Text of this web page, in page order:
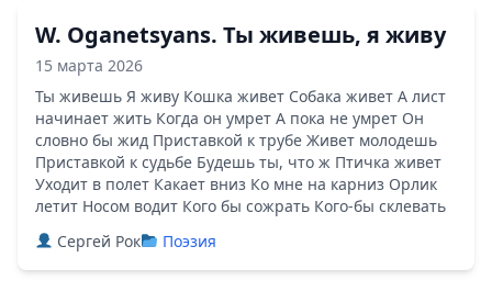
W. Oganetsyans. Ты живешь, я живу
15 марта 2026
Ты живешь Я живу Кошка живет Собака живет А лист
начинает жить Когда он умрет А пока не умрет Он
словно бы жид Приставкой к трубе Живет молодешь
Приставкой к судьбе Будешь ты, что ж Птичка живет
Уходит в полет Какает вниз Ко мне на карниз Орлик
летит Носом водит Кого бы сожрать Кого-бы склевать
Сергей Рок
Поэзия